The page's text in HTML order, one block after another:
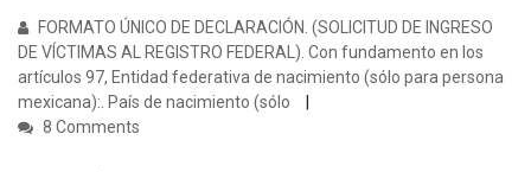
FORMATO ÚNICO DE DECLARACIÓN. (SOLICITUD DE INGRESO
DE VÍCTIMAS AL REGISTRO FEDERAL). Con fundamento en los
artículos 97, Entidad federativa de nacimiento (sólo para persona
mexicana):. País de nacimiento (sólo
8 Comments